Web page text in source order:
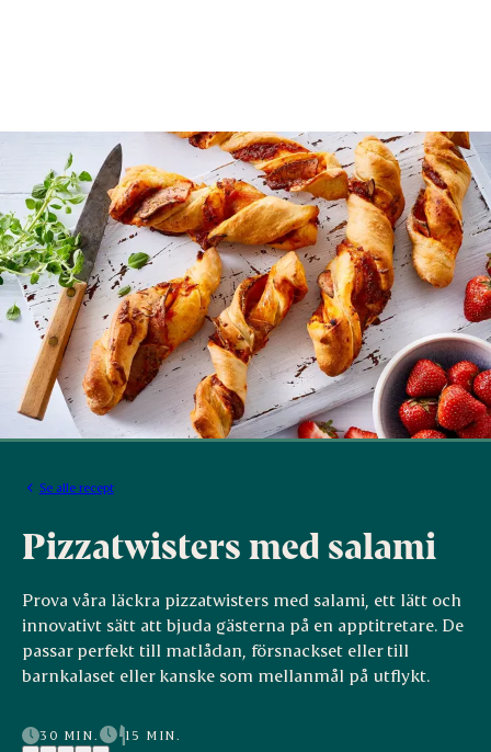
Se alle recept
Pizzatwisters med salami
Prova våra läckra pizzatwisters med salami, ett lätt och
innovativt sätt att bjuda gästerna på en apptitretare. De
passar perfekt till matlådan, försnackset eller till
barnkalaset eller kanske som mellanmål på utflykt.
30 MIN. 15 MIN.